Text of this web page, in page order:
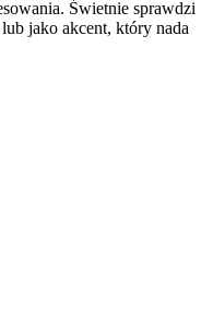
Świetnie sprawdzi
lub jako akcent, który nada